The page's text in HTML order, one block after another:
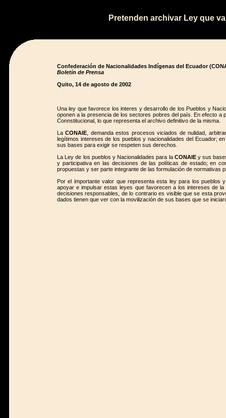
Pretenden archivar Ley que
Confederación de Nacionalidades Indígenas del Ecuador
Boletín de Prensa
Quito, 14 de agosto de 2002
Una ley que favorece los interes y desarrollo de los Pueblos y
oponen a la presencia de los sectores pobres del país. En efecto a
Connstitucional, lo que representa el archivo definitivo de la misma.
LaCONAIE , demanda estos procesos viciados de nulidad,
legítimos intereses de los pueblos y nacionalidades del Ecuador;
sus bases para exigir se respeten sus derechos.
La Ley de los pueblos y Nacionalidades para la CONAIEy sus
y participativa en las decisiones de las políticas de estado; en
propuestas y ser parte integrante de las formulación de normativas
Por el importante valor que representa esta ley para los pueblos
apoyar e impulsar estas leyes que favorecen a los intereses de
decisiones responsables, de lo contrario es visible que se esta
dados tienen que ver con la movilización de sus bases que se